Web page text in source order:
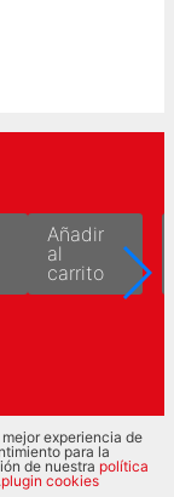
Añadir
al
carrito
experiencia de
para la
de nuestra política
plugin cookies